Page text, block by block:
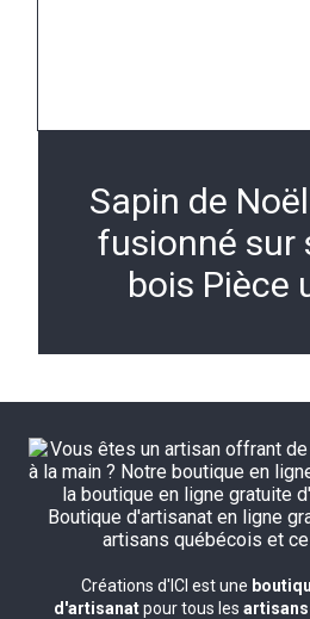
Sapin de
fusionné sur
bois Pièce
Créations d'ICI est une
d'artisanatpour tous les artisans